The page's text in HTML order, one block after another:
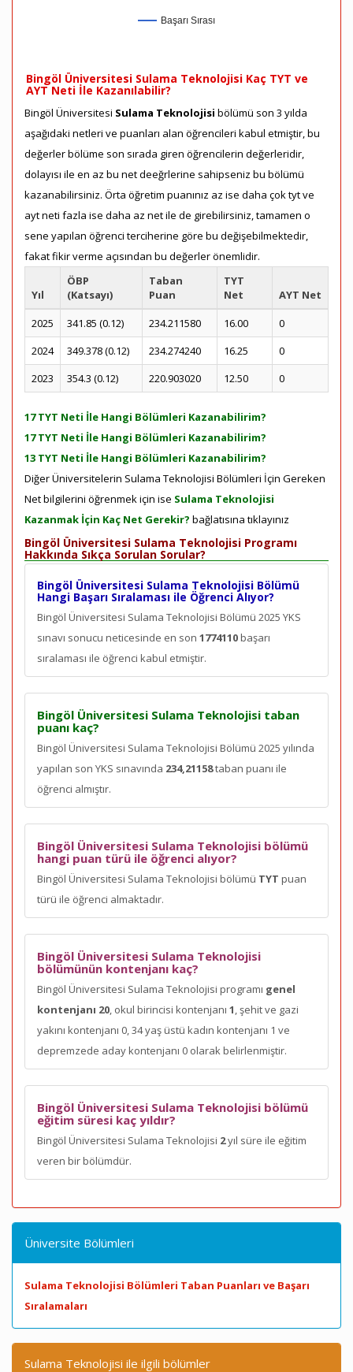
Başarı Sırası
Bingöl Üniversitesi Sulama Teknolojisi Kaç TYT ve
AYT Neti İle Kazanılabilir?
Bingöl Üniversitesi Sulama Teknolojisi bölümü son 3 yılda
aşağıdaki netleri ve puanları alan öğrencileri kabul etmiştir, bu
değerler bölüme son sırada giren öğrencilerin değerleridir,
dolayısı ile en az bu net deeğrlerine sahipseniz bu bölümü
kazanabilirsiniz. Örta öğretim puanınız az ise daha çok tyt ve
ayt neti fazla ise daha az net ile de girebilirsiniz, tamamen o
sene yapılan öğrenci terciherine göre bu değişebilmektedir,
fakat fikir verme açısından bu değerler önemlidir.
Yıl
ÖBP
(Katsayı)
Taban
Puan
TYT
Net
AYT Net
2025
341.85 (0.12) 234.211580 16.00
0
2024
349.378 (0.12) 234.274240 16.25
0
2023
354.3 (0.12) 220.903020 12.50 0
17 TYT Neti İle Hangi Bölümleri Kazanabilirim?
17 TYT Neti İle Hangi Bölümleri Kazanabilirim?
13 TYT Neti İle Hangi Bölümleri Kazanabilirim?
Diğer Üniversitelerin Sulama Teknolojisi Bölümleri İçin Gereken
Net bilgilerini öğrenmek için ise Sulama Teknolojisi
Kazanmak İçin Kaç Net Gerekir? bağlatısına tıklayınız
Bingöl Üniversitesi Sulama Teknolojisi Programı
Hakkında Sıkça Sorulan Sorular?
Bingöl Üniversitesi Sulama Teknolojisi Bölümü
Hangi Başarı Sıralaması ile Öğrenci Alıyor?
Bingöl Üniversitesi Sulama Teknolojisi Bölümü 2025 YKS
sınavı sonucu neticesinde en son 1774110başarı
sıralaması ile öğrenci kabul etmiştir.
Bingöl Üniversitesi Sulama Teknolojisi taban
puanı kaç?
Bingöl Üniversitesi Sulama Teknolojisi Bölümü 2025 yılında
yapılan son YKS sınavında 234,21158taban puanı ile
öğrenci almıştır.
Bingöl Üniversitesi Sulama Teknolojisi bölümü
hangi puan türü ile öğrenci alıyor?
Bingöl Üniversitesi Sulama Teknolojisi bölümü TYT puan
türü ile öğrenci almaktadır.
Bingöl Üniversitesi Sulama Teknolojisi
bölümünün kontenjanı kaç?
Bingöl Üniversitesi Sulama Teknolojisi programı genel
kontenjanı 20, okul birincisi kontenjanı 1, şehit ve gazi
yakını kontenjanı 0, 34 yaş üstü kadın kontenjanı 1 ve
depremzede aday kontenjanı 0 olarak belirlenmiştir.
Bingöl Üniversitesi Sulama Teknolojisi bölümü
eğitim süresi kaç yıldır?
Bingöl Üniversitesi Sulama Teknolojisi 2yıl süre ile eğitim
veren bir bölümdür.
Üniversite Bölümleri
Sulama Teknolojisi Bölümleri Taban Puanları ve Başarı
Sıralamaları
Sulama Teknolojisi ile ilgili bölümler